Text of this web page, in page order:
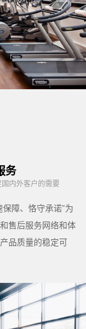
务
内外客户的需要
障、恪守承诺”为
售后服务网络和体
品质量的稳定可